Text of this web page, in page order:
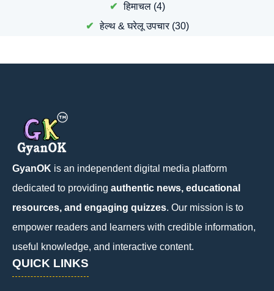
हिमाचल (4)
हेल्थ & घरेलू उपचार(30)
GyanOK is an independent digital media platform
dedicated to providing authentic news, educational
resources, and engaging quizzes. Our mission is to
empower readers and learners with credible information,
useful knowledge, and interactive content.
QUICK LINKS